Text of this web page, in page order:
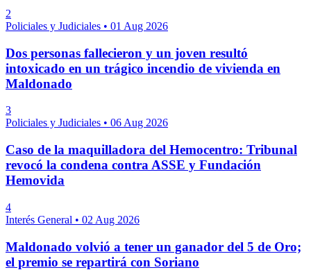
2
Policiales y Judiciales • 01 Aug 2026
Dos personas fallecieron y un joven resultó
intoxicado en un trágico incendio de vivienda en
Maldonado
3
Policiales y Judiciales • 06 Aug 2026
Caso de la maquilladora del Hemocentro: Tribunal
revocó la condena contra ASSE y Fundación
Hemovida
4
Interés General • 02 Aug 2026
Maldonado volvió a tener un ganador del 5 de Oro;
el premio se repartirá con Soriano